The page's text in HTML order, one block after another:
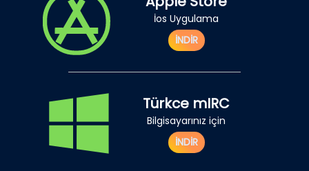
İos Uygulama
İNDİR
Türkce mIRC
Bilgisayarınız için
İNDİR